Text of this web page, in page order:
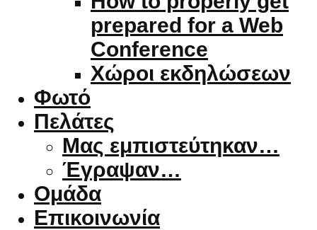
prepared for a Web
Conference
Χώροι εκδηλώσεων
Φωτό
Πελάτες
Μας εμπιστεύτηκαν…
Έγραψαν…
Ομάδα
Επικοινωνία